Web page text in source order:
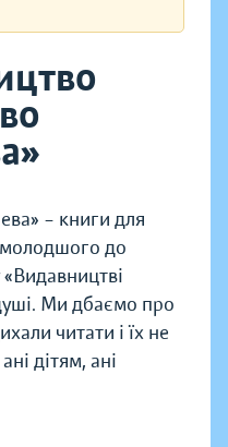
– книги для
до
Ми дбаємо про
читати і їх не
дітям, ані